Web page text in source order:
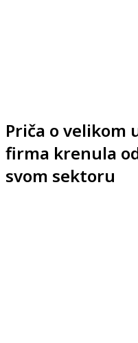
Priča o velikom
firma krenula
svom sektoru